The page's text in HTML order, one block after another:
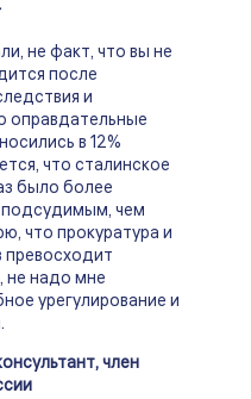
не факт, что вы не
после
и
оправдательные
в 12%
что сталинское
было более
чем
что прокуратура и
превосходит
не надо мне
урегулирование и
член